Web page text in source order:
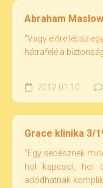
Abraham
"Vagy előre lépsz
hátrafelé a
2012.01.10.
Grace klinika 3/
"Egy sebésznek
hol kapcsol, hol
adódhatnak